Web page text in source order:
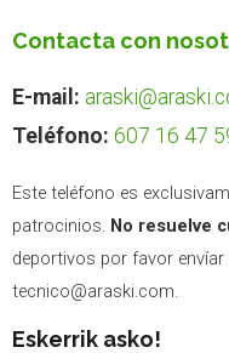
Contacta con
E-mail:
Teléfono: 607 16 47
Este teléfono es
patrocinios. No resuelve
deportivos por favor
tecnico@araski.com.
Eskerrik asko!